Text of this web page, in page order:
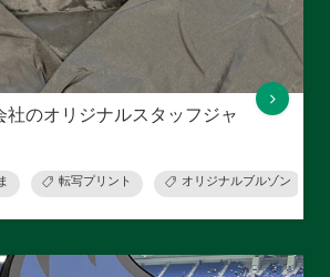
社のオリジナルスタッフジャ
転写プリント オリジナルブルゾン